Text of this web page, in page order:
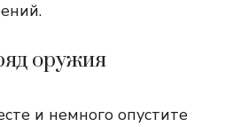
оружия
и немного опустите